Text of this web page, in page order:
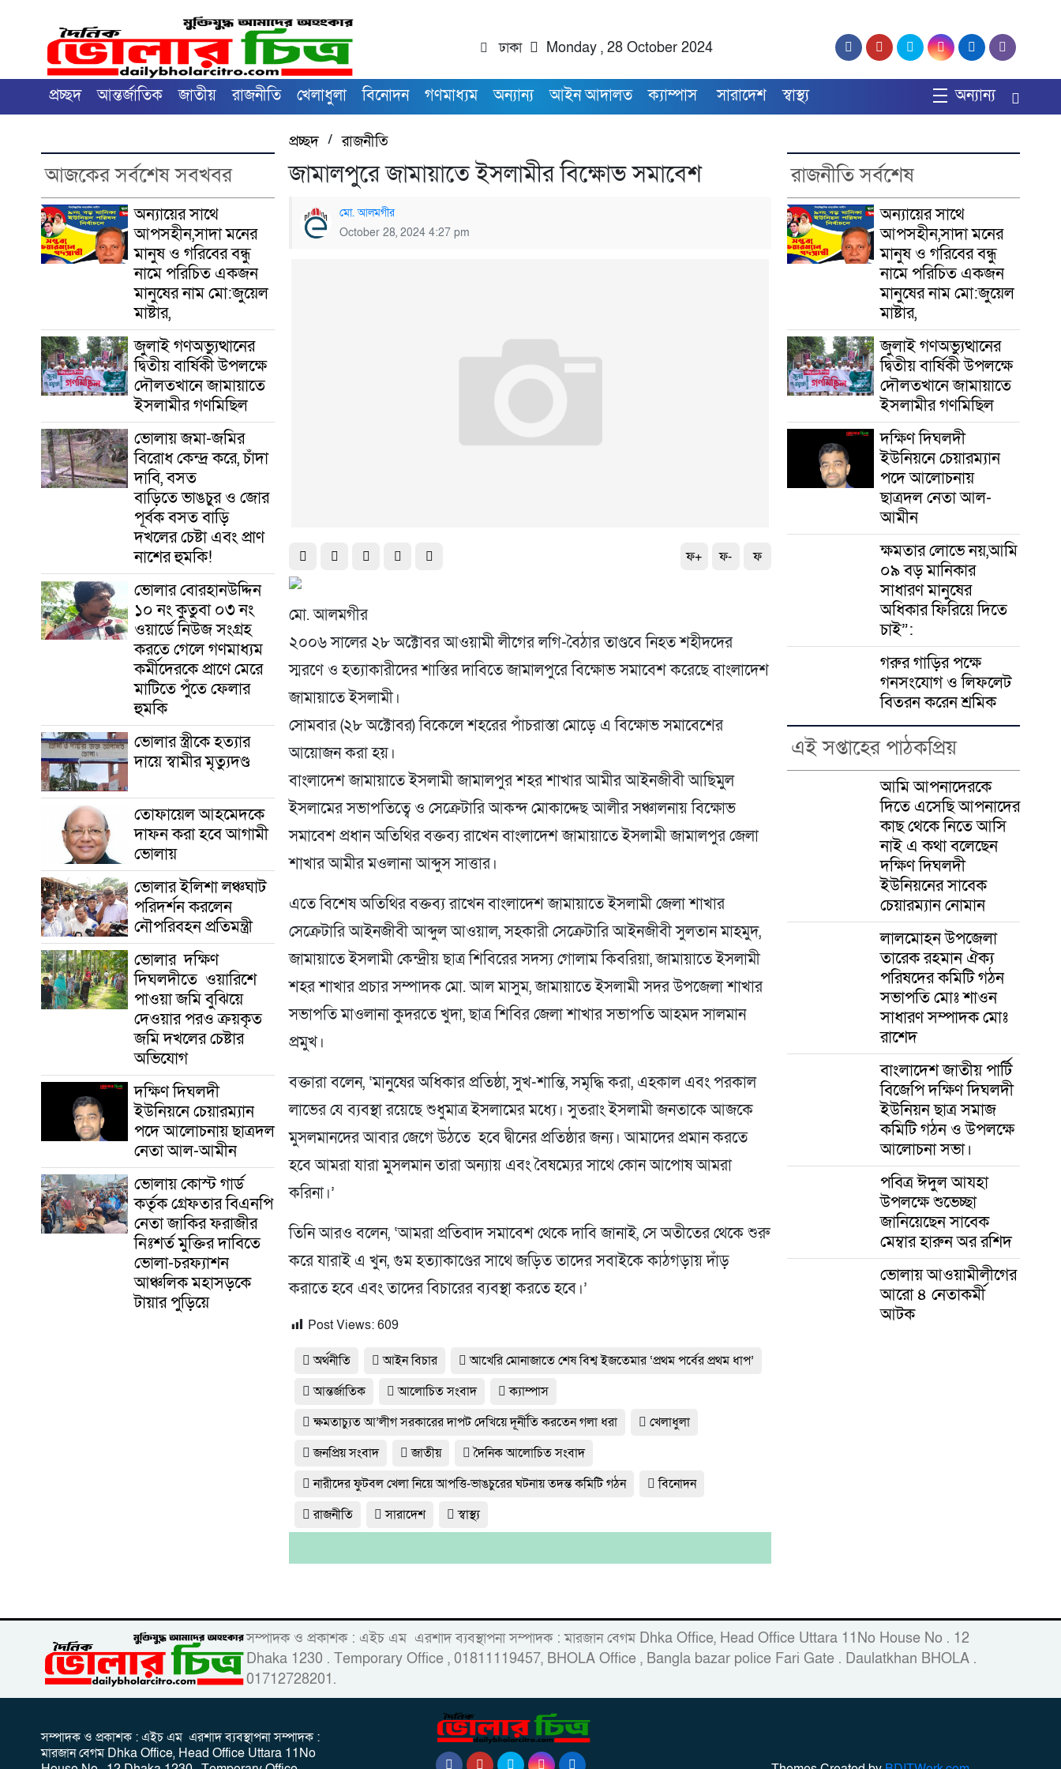
ঢাকা Monday , 28 October 2024
প্রচ্ছদ আন্তর্জাতিক জাতীয় রাজনীতি খেলাধুলা বিনোদন গণমাধ্যম অন্যান্য আইন আদালত ক্যাম্পাস সারাদেশ স্বাস্থ্য অন্যান্য
আজকের সর্বশেষ সবখবর
অন্যায়ের সাথে
আপসহীন,সাদা মনের
মানুষ ও গরিবের বন্ধু
নামে পরিচিত একজন
মানুষের নাম মো:জুয়েল
মাষ্টার,
জুলাই গণঅভ্যুত্থানের
দ্বিতীয় বার্ষিকী উপলক্ষে
দৌলতখানে জামায়াতে
ইসলামীর গণমিছিল
ভোলায় জমা-জমির
বিরোধ কেন্দ্র করে, চাঁদা
দাবি, বসত
বাড়িতে ভাঙচুর ও জোর
পূর্বক বসত বাড়ি
দখলের চেষ্টা এবং প্রাণ
নাশের হুমকি! ‎
ভোলার বোরহানউদ্দিন
১০ নং কুতুবা ০৩ নং
ওয়ার্ডে নিউজ সংগ্রহ
করতে গেলে গণমাধ্যম
কর্মীদেরকে প্রাণে মেরে
মাটিতে পুঁতে ফেলার
হুমকি
ভোলার স্ত্রীকে হত্যার
দায়ে স্বামীর মৃত্যুদণ্ড
তোফায়েল আহমেদকে
দাফন করা হবে আগামী
ভোলায়
ভোলার ইলিশা লঞ্চঘাট
পরিদর্শন করলেন
নৌপরিবহন প্রতিমন্ত্রী
ভোলার দক্ষিণ
দিঘলদীতে ওয়ারিশে
পাওয়া জমি বুঝিয়ে
দেওয়ার পরও ক্রয়কৃত
জমি দখলের চেষ্টার
অভিযোগ
দক্ষিণ দিঘলদী
ইউনিয়নে চেয়ারম্যান
পদে আলোচনায় ছাত্রদল
নেতা আল-আমীন
ভোলায় কোস্ট গার্ড
কর্তৃক গ্রেফতার বিএনপি
নেতা জাকির ফরাজীর
নিঃশর্ত মুক্তির দাবিতে
ভোলা-চরফ্যাশন
আঞ্চলিক মহাসড়কে
টায়ার পুড়িয়ে
প্রচ্ছদ/রাজনীতি
জামালপুরে জামায়াতে ইসলামীর বিক্ষোভ সমাবেশ
মো. আলমগীর
October 28, 2024 4:27 pm
ফ+ ফ- ফ
মো. আলমগীর
২০০৬ সালের ২৮ অক্টোবর আওয়ামী লীগের লগি-বৈঠার তাণ্ডবে নিহত শহীদদের
স্মরণে ও হত্যাকারীদের শাস্তির দাবিতে জামালপুরে বিক্ষোভ সমাবেশ করেছে বাংলাদেশ
জামায়াতে ইসলামী।
সোমবার (২৮ অক্টোবর) বিকেলে শহরের পাঁচরাস্তা মোড়ে এ বিক্ষোভ সমাবেশের
আয়োজন করা হয়।
বাংলাদেশ জামায়াতে ইসলামী জামালপুর শহর শাখার আমীর আইনজীবী আছিমুল
ইসলামের সভাপতিত্বে ও সেক্রেটারি আকন্দ মোকাদ্দেছ আলীর সঞ্চালনায় বিক্ষোভ
সমাবেশ প্রধান অতিথির বক্তব্য রাখেন বাংলাদেশ জামায়াতে ইসলামী জামালপুর জেলা
শাখার আমীর মওলানা আব্দুস সাত্তার।
এতে বিশেষ অতিথির বক্তব্য রাখেন বাংলাদেশ জামায়াতে ইসলামী জেলা শাখার
সেক্রেটারি আইনজীবী আব্দুল আওয়াল, সহকারী সেক্রেটারি আইনজীবী সুলতান মাহমুদ,
জামায়াতে ইসলামী কেন্দ্রীয় ছাত্র শিবিরের সদস্য গোলাম কিবরিয়া, জামায়াতে ইসলামী
শহর শাখার প্রচার সম্পাদক মো. আল মাসুম, জামায়াতে ইসলামী সদর উপজেলা শাখার
সভাপতি মাওলানা কুদরতে খুদা, ছাত্র শিবির জেলা শাখার সভাপতি আহমদ সালমান
প্রমুখ।
বক্তারা বলেন, ‘মানুষের অধিকার প্রতিষ্ঠা, সুখ-শান্তি, সমৃদ্ধি করা, এহকাল এবং পরকাল
লাভের যে ব্যবস্থা রয়েছে শুধুমাত্র ইসলামের মধ্যে। সুতরাং ইসলামী জনতাকে আজকে
মুসলমানদের আবার জেগে উঠতে হবে দ্বীনের প্রতিষ্ঠার জন্য। আমাদের প্রমান করতে
হবে আমরা যারা মুসলমান তারা অন্যায় এবং বৈষম্যের সাথে কোন আপোষ আমরা
করিনা।’
তিনি আরও বলেন, ‘আমরা প্রতিবাদ সমাবেশ থেকে দাবি জানাই, সে অতীতের থেকে শুরু
করে যারাই এ খুন, গুম হত্যাকাণ্ডের সাথে জড়িত তাদের সবাইকে কাঠগড়ায় দাঁড়
করাতে হবে এবং তাদের বিচারের ব্যবস্থা করতে হবে।’
Post Views: 609
অর্থনীতি আইন বিচার
আখেরি মোনাজাতে শেষ বিশ্ব ইজতেমার ‘প্রথম পর্বের প্রথম ধাপ’
আন্তর্জাতিক
আলোচিত সংবাদ
ক্যাম্পাস
ক্ষমতাচ্যুত আ’লীগ সরকারের দাপট দেখিয়ে দূর্নীতি করতেন গলা ধরা
খেলাধুলা
জনপ্রিয় সংবাদ
জাতীয়
দৈনিক আলোচিত সংবাদ
নারীদের ফুটবল খেলা নিয়ে আপত্তি-ভাঙচুরের ঘটনায় তদন্ত কমিটি গঠন
বিনোদন
রাজনীতি
সারাদেশ স্বাস্থ্য
রাজনীতি সর্বশেষ
অন্যায়ের সাথে
আপসহীন,সাদা মনের
মানুষ ও গরিবের বন্ধু
নামে পরিচিত একজন
মানুষের নাম মো:জুয়েল
মাষ্টার,
জুলাই গণঅভ্যুত্থানের
দ্বিতীয় বার্ষিকী উপলক্ষে
দৌলতখানে জামায়াতে
ইসলামীর গণমিছিল
দক্ষিণ দিঘলদী
ইউনিয়নে চেয়ারম্যান
পদে আলোচনায়
ছাত্রদল নেতা আল-
আমীন
ক্ষমতার লোভে নয়,আমি
০৯ বড় মানিকার
সাধারণ মানুষের
অধিকার ফিরিয়ে দিতে
চাই”:
গরুর গাড়ির পক্ষে
গনসংযোগ ও লিফলেট
বিতরন করেন শ্রমিক
এই সপ্তাহের পাঠকপ্রিয়
আমি আপনাদেরকে
দিতে এসেছি আপনাদের
কাছ থেকে নিতে আসি
নাই এ কথা বলেছেন
দক্ষিণ দিঘলদী
ইউনিয়নের সাবেক
চেয়ারম্যান নোমান
লালমোহন উপজেলা
তারেক রহমান ঐক্য
পরিষদের কমিটি গঠন
সভাপতি মোঃ শাওন
সাধারণ সম্পাদক মোঃ
রাশেদ
বাংলাদেশ জাতীয় পার্টি
বিজেপি দক্ষিণ দিঘলদী
ইউনিয়ন ছাত্র সমাজ
কমিটি গঠন ও উপলক্ষে
আলোচনা সভা।
পবিত্র ঈদুল আযহা
উপলক্ষে শুভেচ্ছা
জানিয়েছেন সাবেক
মেম্বার হারুন অর রশিদ
ভোলায় আওয়ামীলীগের
আরো ৪ নেতাকর্মী
আটক
সম্পাদক ও প্রকাশক : এইচ এম এরশাদ ব্যবস্থাপনা সম্পাদক : মারজান বেগম Dhka Office, Head Office Uttara 11No House No . 12
Dhaka 1230 . Temporary Office , 01811119457, BHOLA Office , Bangla bazar police Fari Gate . Daulatkhan BHOLA .
01712728201.
সম্পাদক ও প্রকাশক : এইচ এম এরশাদ ব্যবস্থাপনা সম্পাদক :
মারজান বেগম Dhka Office, Head Office Uttara 11No